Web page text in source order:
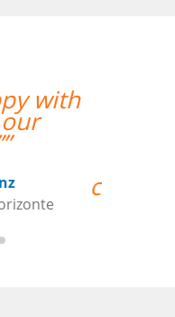
e
a
horário
a usar
como